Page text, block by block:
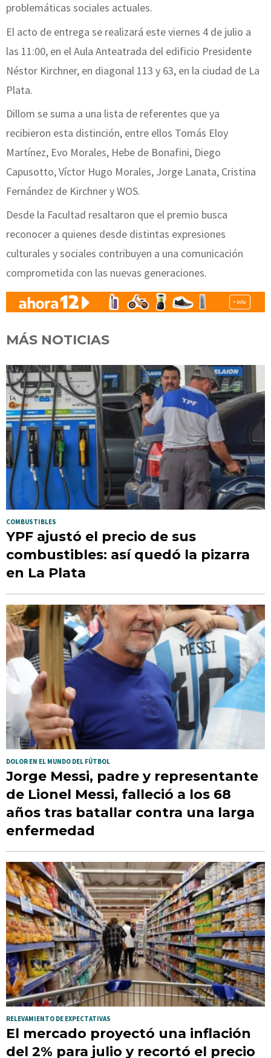
problemáticas sociales actuales.
El acto de entrega se realizará este viernes 4 de julio a
las 11:00, en el Aula Anteatrada del edificio Presidente
Néstor Kirchner, en diagonal 113 y 63, en la ciudad de La
Plata.
Dillom se suma a una lista de referentes que ya
recibieron esta distinción, entre ellos Tomás Eloy
Martínez, Evo Morales, Hebe de Bonafini, Diego
Capusotto, Víctor Hugo Morales, Jorge Lanata, Cristina
Fernández de Kirchner y WOS.
Desde la Facultad resaltaron que el premio busca
reconocer a quienes desde distintas expresiones
culturales y sociales contribuyen a una comunicación
comprometida con las nuevas generaciones.
MÁS NOTICIAS
COMBUSTIBLES
YPF ajustó el precio de sus
combustibles: así quedó la pizarra
en La Plata
DOLOR EN EL MUNDO DEL FÚTBOL
Jorge Messi, padre y representante
de Lionel Messi, falleció a los 68
años tras batallar contra una larga
enfermedad
RELEVAMIENTO DE EXPECTATIVAS
El mercado proyectó una inflación
del 2% para julio y recortó el precio